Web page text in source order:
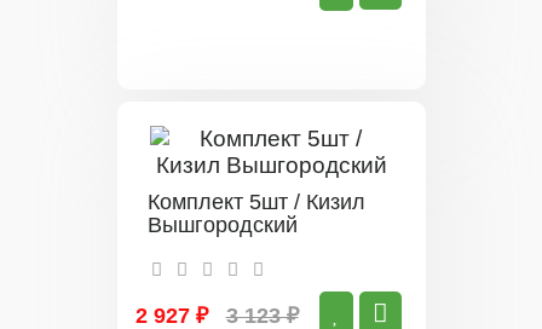
Комплект 5шт / Кизил
Вышгородский
2 927 ₽ 3 123 ₽